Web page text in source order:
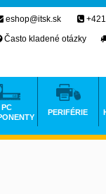
eshop@itsk.sk
Často kladené otázky
PC
PERIFÉRIE